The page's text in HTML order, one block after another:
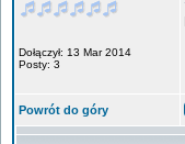
Dołączył: 13 Mar 2014
Posty: 3
Powrót do góry